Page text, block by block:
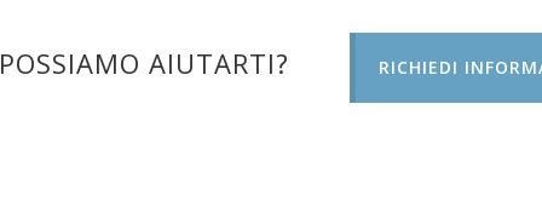
AIUTARTI? RICHIEDI